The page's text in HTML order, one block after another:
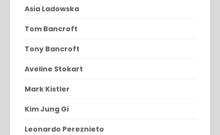
Asia Ladowska
Tom Bancroft
Tony Bancroft
Aveline Stokart
Mark Kistler
Kim Jung Gi
Leonardo Pereznieto